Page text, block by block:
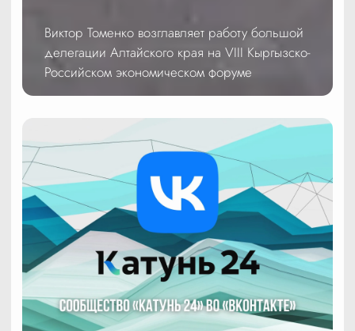
Виктор Томенко возглавляет работу большой
делегации Алтайского края на VIII Кыргызско-
Российском экономическом форуме